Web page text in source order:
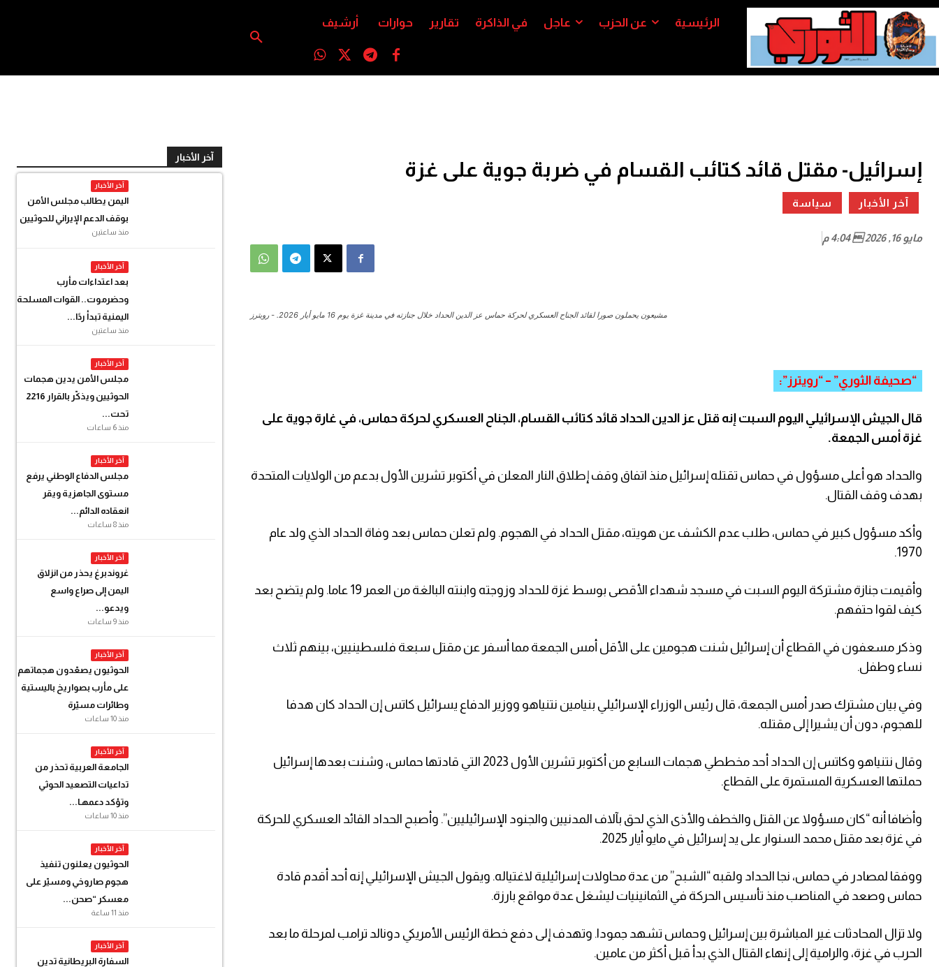
الرئيسية عن الحزب عاجل في الذاكرة تقارير حوارات أرشيف
آخر الأخبار
آخر الأخبار
اليمن يطالب مجلس الأمن
بوقف الدعم الإيراني للحوثيين
منذ ساعتين
آخر الأخبار
بعد اعتداءات مأرب
وحضرموت.. القوات المسلحة
اليمنية تبدأ ردًا...
منذ ساعتين
آخر الأخبار
مجلس الأمن يدين هجمات
الحوثيين ويذكّر بالقرار 2216
تحت...
منذ 6 ساعات
آخر الأخبار
مجلس الدفاع الوطني يرفع
مستوى الجاهزية ويقر
انعقاده الدائم...
منذ 8 ساعات
آخر الأخبار
غروندبرغ يحذر من انزلاق
اليمن إلى صراع واسع
ويدعو...
منذ 9 ساعات
آخر الأخبار
الحوثيون يصعّدون هجماتهم
على مأرب بصواريخ باليستية
وطائرات مسيّرة
منذ 10 ساعات
آخر الأخبار
الجامعة العربية تحذر من
تداعيات التصعيد الحوثي
وتؤكد دعمهـا...
منذ 10 ساعات
آخر الأخبار
الحوثيون يعلنون تنفيذ
هجوم صاروخي ومسيّر على
معسكر “صحن...
منذ 11 ساعة
آخر الأخبار
السفارة البريطانية تدين
إسرائيل- مقتل قائد كتائب القسام في ضربة جوية على غزة
آخر الأخبار سياسة
مايو 16, 2026  4:04 م
مشيعون يحملون صورا لقائد الجناح العسكري لحركة حماس عز الدين الحداد خلال جنازته في مدينة غزة يوم 16 مايو أيار 2026. - رويترز
“صحيفة الثوري” – “رويترز”:
قال الجيش الإسرائيلي اليوم السبت إنه قتل عز الدين الحداد قائد كتائب القسام، الجناح العسكري لحركة حماس، في غارة جوية على
غزة أمس ‌الجمعة.
والحداد هو أعلى مسؤول في حماس تقتله إسرائيل منذ اتفاق وقف إطلاق النار المعلن في أكتوبر تشرين الأول بدعم من الولايات المتحدة
بهدف وقف القتال.
وأكد مسؤول كبير في حماس، طلب عدم الكشف عن هويته، مقتل الحداد في الهجوم. ولم تعلن حماس بعد وفاة الحداد الذي ولد عام
1970.
وأقيمت جنازة مشتركة اليوم السبت ⁠في مسجد شهداء الأقصى بوسط غزة للحداد وزوجته وابنته البالغة من العمر 19 عاما. ولم يتضح بعد
كيف لقوا حتفهم.
وذكر مسعفون في القطاع أن إسرائيل شنت هجومين على الأقل أمس الجمعة مما أسفر عن مقتل سبعة فلسطينيين، بينهم ثلاث
نساء وطفل.
وفي بيان مشترك صدر أمس الجمعة، قال رئيس الوزراء الإسرائيلي بنيامين نتنياهو ووزير الدفاع يسرائيل كاتس إن الحداد كان هدفا
للهجوم، دون أن يشيرا إلى مقتله.
وقال نتنياهو وكاتس إن الحداد أحد مخططي هجمات السابع من أكتوبر تشرين الأول 2023 التي قادتها حماس، وشنت بعدها إسرائيل
‌حملتها ⁠العسكرية المستمرة على القطاع.
وأضافا أنه “كان مسؤولا عن القتل والخطف والأذى الذي لحق بآلاف المدنيين والجنود الإسرائيليين”. وأصبح الحداد القائد العسكري للحركة
في غزة بعد مقتل محمد السنوار على يد إسرائيل في مايو أيار 2025.
ووفقا لمصادر في حماس، نجا الحداد ولقبه “الشبح” من عدة محاولات إسرائيلية لاغتياله. ويقول ⁠الجيش الإسرائيلي إنه أحد أقدم قادة
حماس وصعد في المناصب منذ تأسيس الحركة في الثمانينيات ليشغل عدة مواقع بارزة.
ولا تزال المحادثات غير المباشرة بين إسرائيل وحماس تشهد جمودا. وتهدف إلى دفع ⁠خطة الرئيس الأمريكي دونالد ترامب لمرحلة ما بعد
الحرب في غزة، والرامية إلى إنهاء القتال الذي بدأ قبل أكثر من عامين.